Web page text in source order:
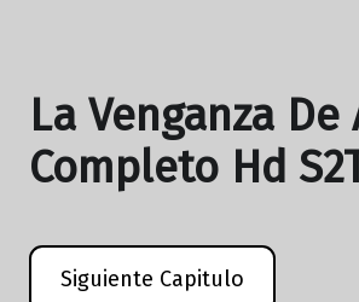
La Venganza
Completo Hd
Siguiente Capitulo